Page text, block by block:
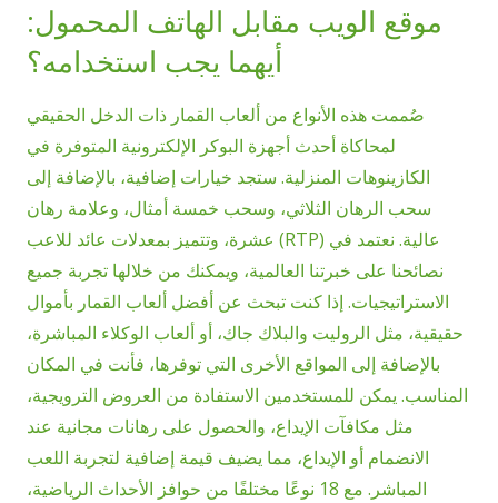
موقع الويب مقابل الهاتف المحمول:
أيهما يجب استخدامه؟
صُممت هذه الأنواع من ألعاب القمار ذات الدخل الحقيقي
لمحاكاة أحدث أجهزة البوكر الإلكترونية المتوفرة في
الكازينوهات المنزلية. ستجد خيارات إضافية، بالإضافة إلى
سحب الرهان الثلاثي، وسحب خمسة أمثال، وعلامة رهان
عشرة، وتتميز بمعدلات عائد للاعب (RTP) عالية. نعتمد في
نصائحنا على خبرتنا العالمية، ويمكنك من خلالها تجربة جميع
الاستراتيجيات. إذا كنت تبحث عن أفضل ألعاب القمار بأموال
حقيقية، مثل الروليت والبلاك جاك، أو ألعاب الوكلاء المباشرة،
بالإضافة إلى المواقع الأخرى التي توفرها، فأنت في المكان
المناسب. يمكن للمستخدمين الاستفادة من العروض الترويجية،
مثل مكافآت الإيداع، والحصول على رهانات مجانية عند
الانضمام أو الإيداع، مما يضيف قيمة إضافية لتجربة اللعب
المباشر. مع 18 نوعًا مختلفًا من حوافز الأحداث الرياضية،